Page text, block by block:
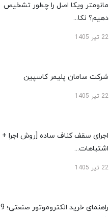
مانومتر ویکا اصل را چطور تشخیص
دهیم؟ نکا...
22 تیر 1405
شرکت سامان پلیمر کاسپین
22 تیر 1405
اجرای سقف کناف ساده [روش اجرا +
اشتباهات...
22 تیر 1405
راهنمای خرید الکتروموتور صنعتی؛ 9